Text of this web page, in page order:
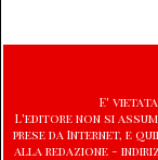
E'
L'editore non si
prese da Internet, e
alla redazione -